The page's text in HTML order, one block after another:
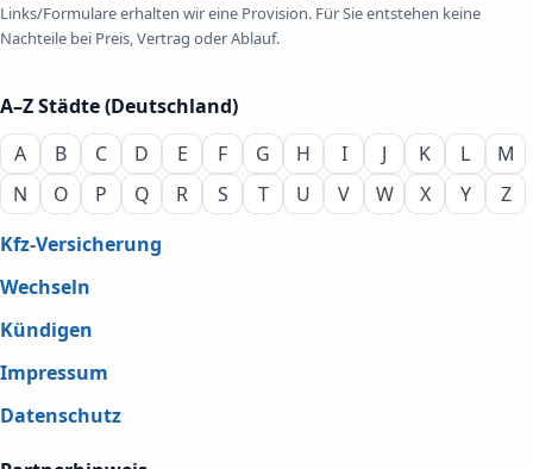
Links/Formulare erhalten wir eine Provision. Für Sie entstehen keine
Nachteile bei Preis, Vertrag oder Ablauf.
A–Z Städte (Deutschland)
A
B C D E F G H I J K L
M
N
O P Q R S T U V W X Y
Z
Kfz-Versicherung
Wechseln
Kündigen
Impressum
Datenschutz